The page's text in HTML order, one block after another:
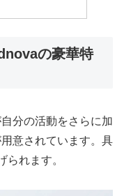
の豪華特
分の活動をさらに加
意されています。具
られます。